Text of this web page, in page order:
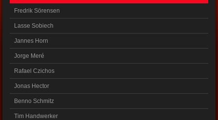
Fredrik Sörensen
Lasse Sobiech
Jannes Horn
Jorge Meré
Rafael Czichos
Jonas Hector
Benno Schmitz
Tim Handwerker